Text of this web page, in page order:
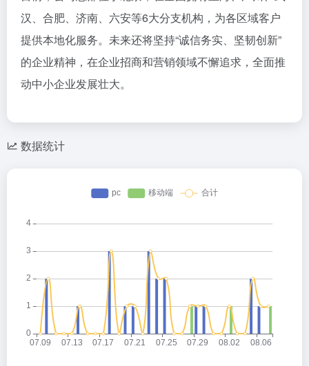
汉、合肥、济南、六安等6大分支机构，为各区域客户
提供本地化服务。未来还将坚持“诚信务实、坚韧创新”
的企业精神，在企业招商和营销领域不懈追求，全面推
动中小企业发展壮大。
数据统计